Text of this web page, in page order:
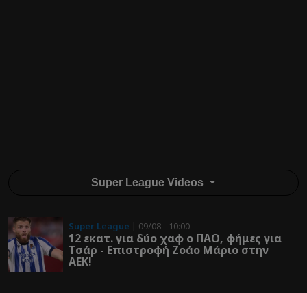
Super League Videos
Super League | 09/08 - 10:00
12 εκατ. για δύο χαφ ο ΠΑΟ, φήμες για
Τσάρ - Επιστροφή Ζοάο Μάριο στην
ΑΕΚ!